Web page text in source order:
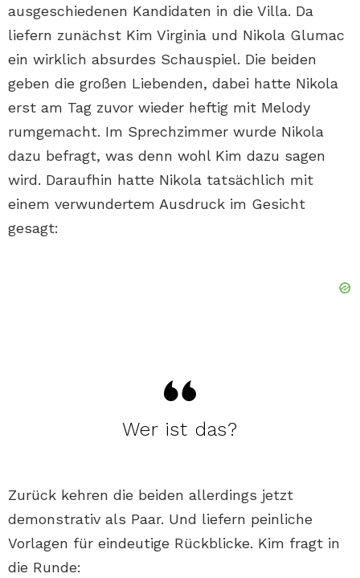
ausgeschiedenen Kandidaten in die Villa. Da
liefern zunächst Kim Virginia und Nikola Glumac
ein wirklich absurdes Schauspiel. Die beiden
geben die großen Liebenden, dabei hatte Nikola
erst am Tag zuvor wieder heftig mit Melody
rumgemacht. Im Sprechzimmer wurde Nikola
dazu befragt, was denn wohl Kim dazu sagen
wird. Daraufhin hatte Nikola tatsächlich mit
einem verwundertem Ausdruck im Gesicht
gesagt:
Wer ist das?
Zurück kehren die beiden allerdings jetzt
demonstrativ als Paar. Und liefern peinliche
Vorlagen für eindeutige Rückblicke. Kim fragt in
die Runde: